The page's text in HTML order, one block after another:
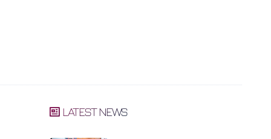
LATEST NEWS